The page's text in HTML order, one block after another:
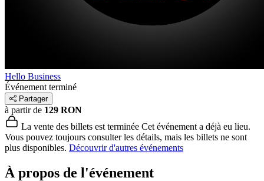
Hello Business
Événement terminé
Partager
à partir de 129 RON
La vente des billets est terminée Cet événement a déjà eu lieu.
Vous pouvez toujours consulter les détails, mais les billets ne sont
plus disponibles. Découvrir d'autres événements
À propos de l'événement